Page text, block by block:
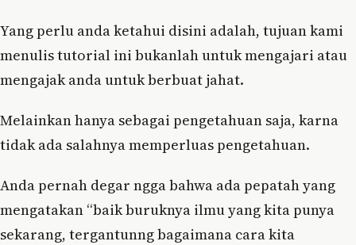
Yang perlu anda ketahui disini adalah, tujuan kami
menulis tutorial ini bukanlah untuk mengajari atau
mengajak anda untuk berbuat jahat.
Melainkan hanya sebagai pengetahuan saja, karna
tidak ada salahnya memperluas pengetahuan.
Anda pernah degar ngga bahwa ada pepatah yang
mengatakan “baik buruknya ilmu yang kita punya
sekarang, tergantunng bagaimana cara kita